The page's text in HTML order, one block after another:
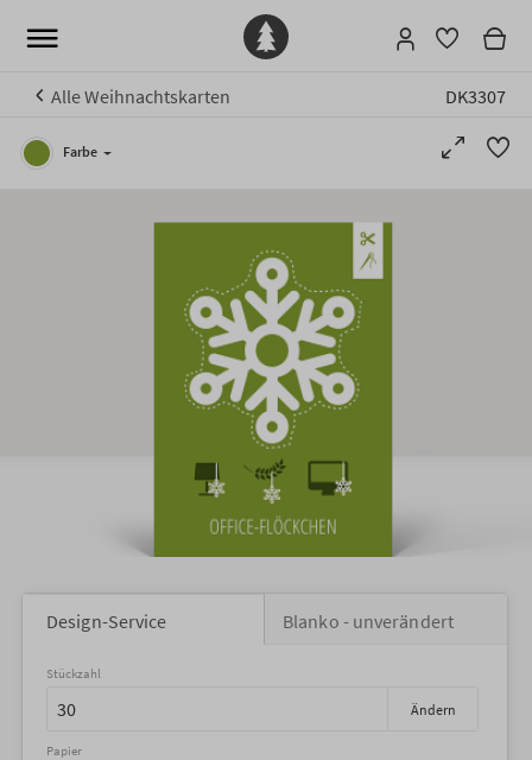
Alle Weihnachtskarten DK3307
Farbe
Design-Service Blanko - unverändert
Stückzahl
Ändern
Papier